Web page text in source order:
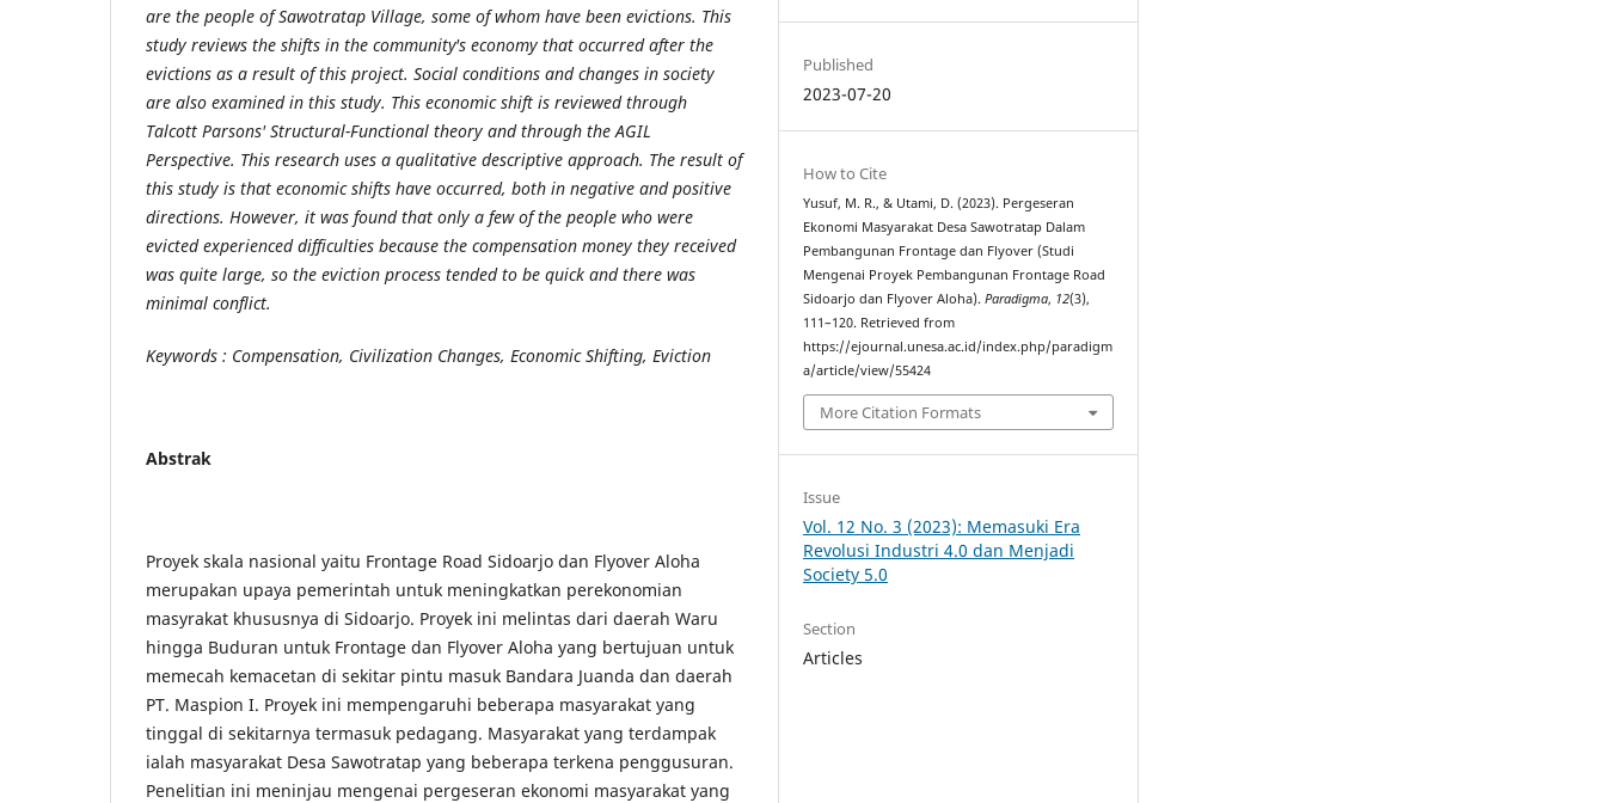
are the people of Sawotratap Village, some of whom have been evictions. This
study reviews the shifts in the community's economy that occurred after the
evictions as a result of this project. Social conditions and changes in society
are also examined in this study. This economic shift is reviewed through
Talcott Parsons' Structural-Functional theory and through the AGIL
Perspective. This research uses a qualitative descriptive approach. The result of
this study is that economic shifts have occurred, both in negative and positive
directions. However, it was found that only a few of the people who were
evicted experienced difficulties because the compensation money they received
was quite large, so the eviction process tended to be quick and there was
minimal conflict.
Keywords : Compensation, Civilization Changes, Economic Shifting, Eviction
Abstrak
Proyek skala nasional yaitu Frontage Road Sidoarjo dan Flyover Aloha
merupakan upaya pemerintah untuk meningkatkan perekonomian
masyrakat khususnya di Sidoarjo. Proyek ini melintas dari daerah Waru
hingga Buduran untuk Frontage dan Flyover Aloha yang bertujuan untuk
memecah kemacetan di sekitar pintu masuk Bandara Juanda dan daerah
PT. Maspion I. Proyek ini mempengaruhi beberapa masyarakat yang
tinggal di sekitarnya termasuk pedagang. Masyarakat yang terdampak
ialah masyarakat Desa Sawotratap yang beberapa terkena penggusuran.
Penelitian ini meninjau mengenai pergeseran ekonomi masyarakat yang
Published
2023-07-20
How to Cite
Yusuf, M. R., & Utami, D. (2023). Pergeseran
Ekonomi Masyarakat Desa Sawotratap Dalam
Pembangunan Frontage dan Flyover (Studi
Mengenai Proyek Pembangunan Frontage Road
Sidoarjo dan Flyover Aloha).Paradigma, 12(3),
111–120. Retrieved from
https://ejournal.unesa.ac.id/index.php/paradigm
a/article/view/55424
More Citation Formats
Issue
Vol. 12 No. 3 (2023): Memasuki Era
Revolusi Industri 4.0 dan Menjadi
Society 5.0
Section
Articles